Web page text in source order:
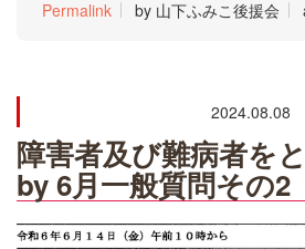
Permalink by 山下ふみこ後援会
2024.08.08
障害者及び難病者を
by 6月一般質問その2